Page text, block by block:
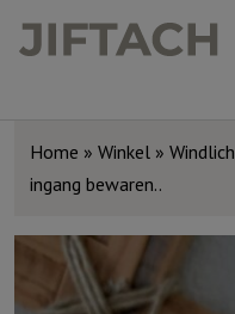
Home » Winkel »
ingang bewaren..